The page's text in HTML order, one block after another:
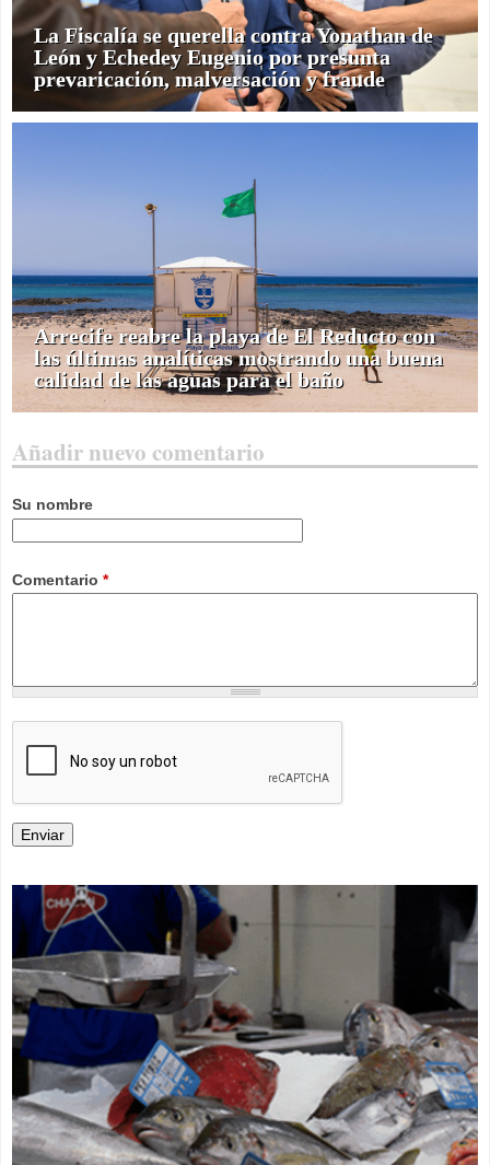
La Fiscalía se querella contra Yonathan de
León y Echedey Eugenio por presunta
prevaricación, malversación y fraude
Arrecife reabre la playa de El Reducto con
las últimas analíticas mostrando una buena
calidad de las aguas para el baño
Añadir nuevo comentario
Su nombre
Comentario *